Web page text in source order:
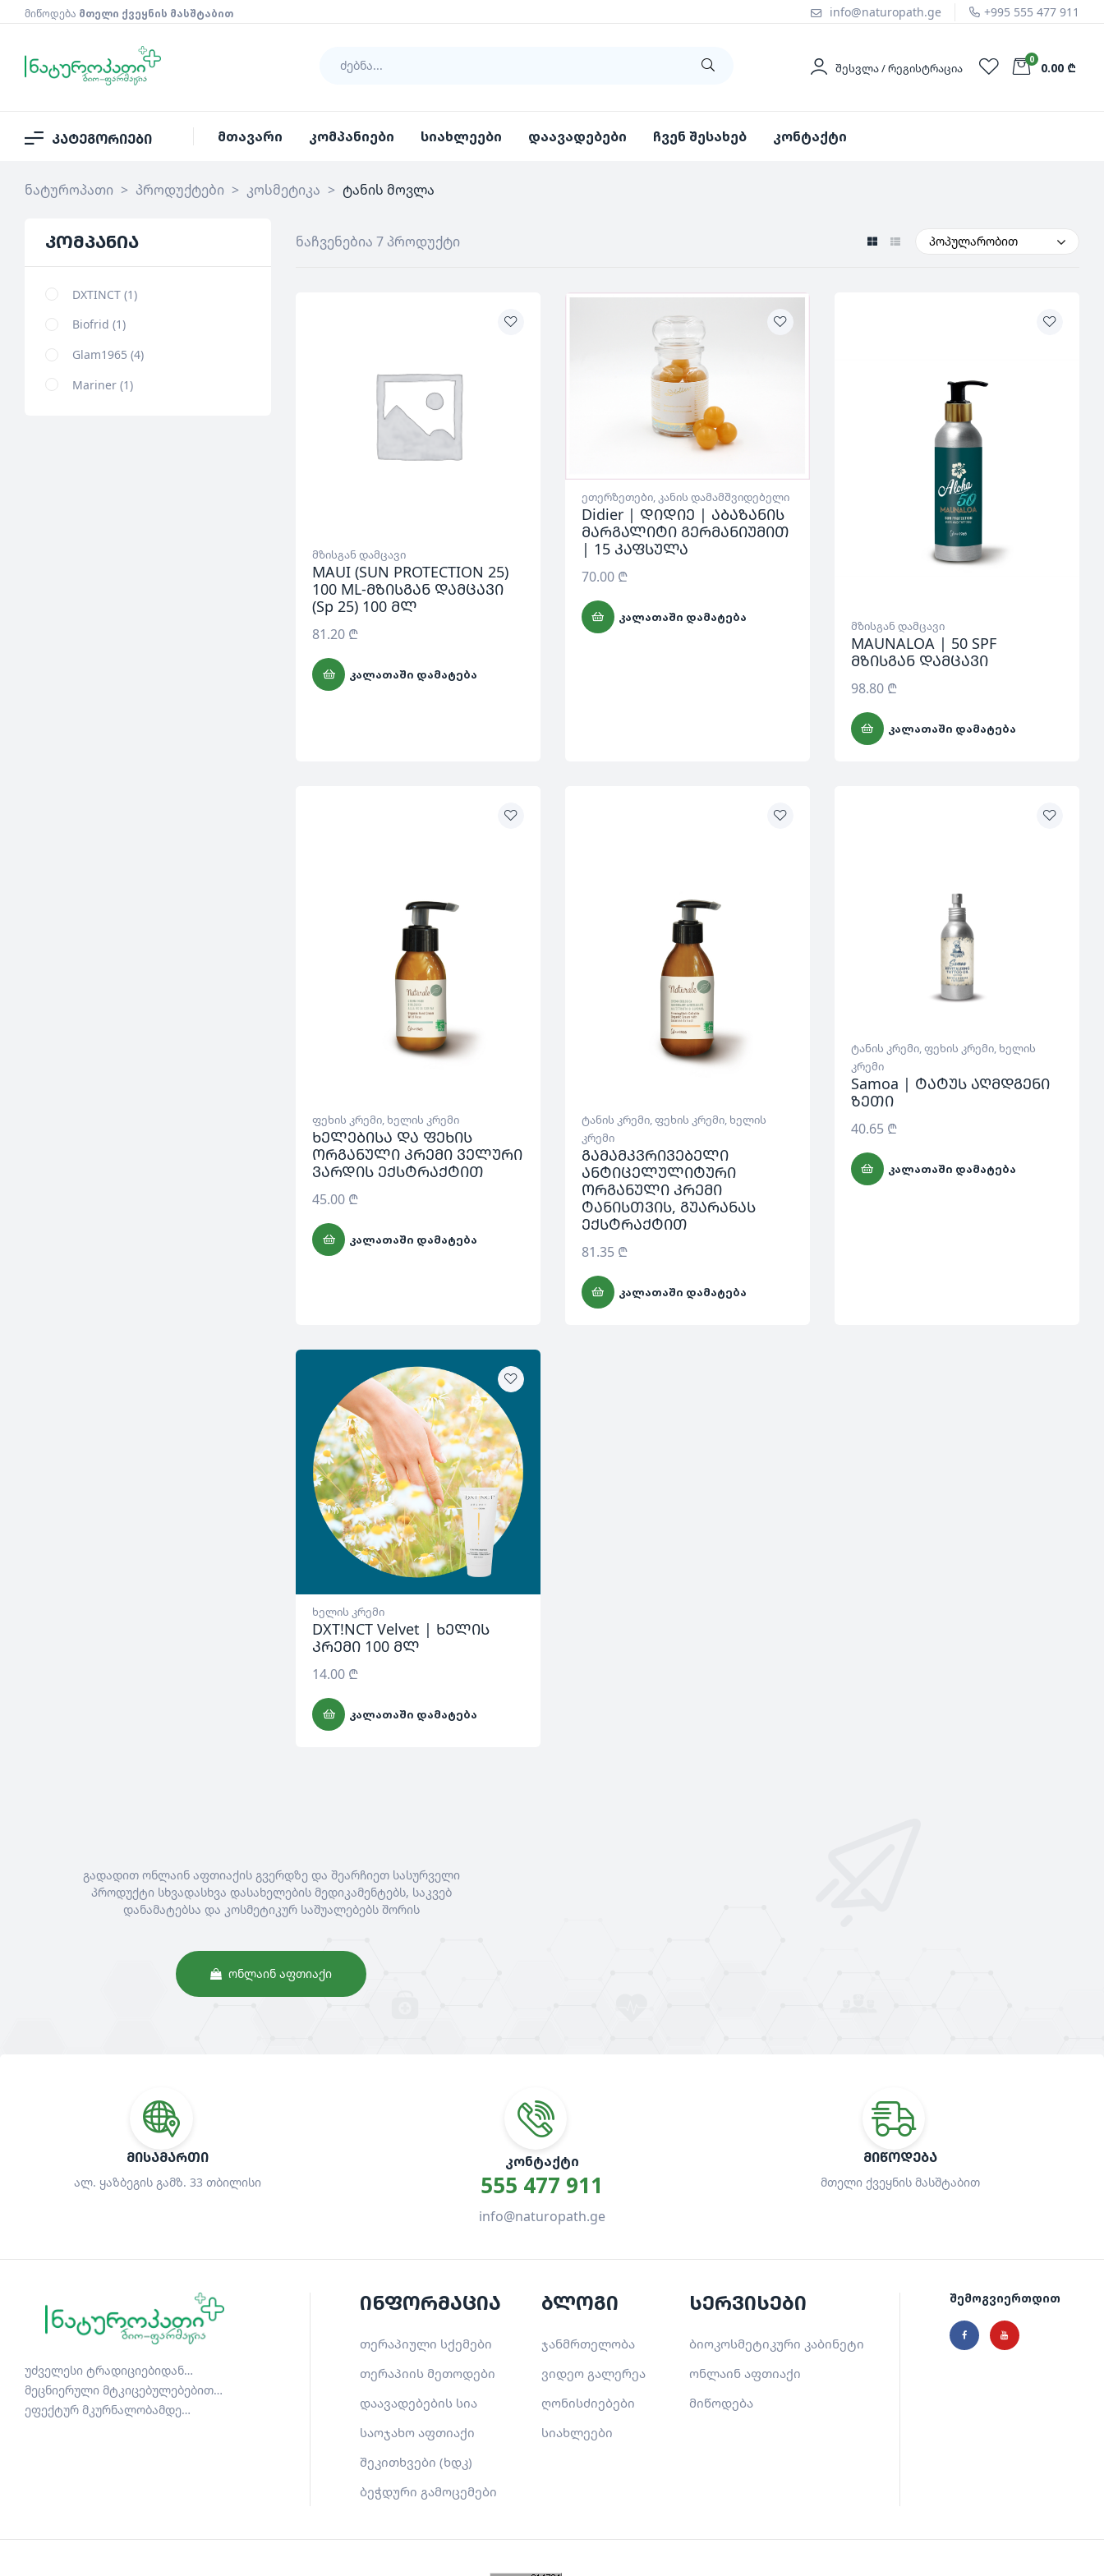
მიწოდება მთელი ქვეყნის მასშტაბით info@naturopath.ge +995 555 477 911
ᲨᲔᲡᲕᲚᲐ / ᲠᲔᲒᲘᲡᲢᲠᲐᲪᲘᲐ
0
0.00 ₾
კატეგორიები მთავარი კომპანიები სიახლეები დაავადებები ჩვენ შესახებ კონტაქტი
ნატუროპათი > პროდუქტები > კოსმეტიკა > ტანის მოვლა
ნაჩვენებია 7 პროდუქტი პოპულარობით
მზისგან დამცავი
MAUI (SUN PROTECTION 25)
100 ML-მზისგან დამცავი
(Sp 25) 100 მლ
81.20 ₾
ᲙᲐᲚᲐᲗᲐᲨᲘ ᲓᲐᲛᲐᲢᲔᲑᲐ
ეთერზეთები,კანის დამამშვიდებელი
Didier | დიდიე | აბაზანის
მარგალიტი გერმანიუმით
| 15 კაფსულა
70.00 ₾
ᲙᲐᲚᲐᲗᲐᲨᲘ ᲓᲐᲛᲐᲢᲔᲑᲐ
მზისგან დამცავი
MAUNALOA | 50 SPF
მზისგან დამცავი
98.80 ₾
ᲙᲐᲚᲐᲗᲐᲨᲘ ᲓᲐᲛᲐᲢᲔᲑᲐ
ფეხის კრემი, ხელის კრემი
ხელებისა და ფეხის
ორგანული კრემი ველური
ვარდის ექსტრაქტით
45.00 ₾
ᲙᲐᲚᲐᲗᲐᲨᲘ ᲓᲐᲛᲐᲢᲔᲑᲐ
ტანის კრემი,ფეხის კრემი, ხელის
კრემი
გამამკვრივებელი
ანტიცელულიტური
ორგანული კრემი
ტანისთვის, გუარანას
ექსტრაქტით
81.35 ₾
ᲙᲐᲚᲐᲗᲐᲨᲘ ᲓᲐᲛᲐᲢᲔᲑᲐ
ტანის კრემი,ფეხის კრემი, ხელის
კრემი
Samoa | ტატუს აღმდგენი
ზეთი
40.65 ₾
ᲙᲐᲚᲐᲗᲐᲨᲘ ᲓᲐᲛᲐᲢᲔᲑᲐ
ხელის კრემი
DXT!NCT Velvet | ხელის
კრემი 100 მლ
14.00 ₾
ᲙᲐᲚᲐᲗᲐᲨᲘ ᲓᲐᲛᲐᲢᲔᲑᲐ
კომპანია
DXTINCT 1
Biofrid 1
Glam1965 4
Mariner 1
გადადით ონლაინ აფთიაქის გვერდზე და შეარჩიეთ სასურველი
პროდუქტი სხვადასხვა დასახელების მედიკამენტებს, საკვებ
დანამატებსა და კოსმეტიკურ საშუალებებს შორის
ᲝᲜᲚᲐᲘᲜ ᲐᲤᲗᲘᲐᲥᲘ
ᲛᲘᲡᲐᲛᲐᲠᲗᲘ
ალ. ყაზბეგის გამზ. 33 თბილისი
ᲙᲝᲜᲢᲐᲥᲢᲘ
555 477 911
info@naturopath.ge
ᲛᲘᲬᲝᲓᲔᲑᲐ
მთელი ქვეყნის მასშტაბით
უძველესი ტრადიციებიდან…
მეცნიერული მტკიცებულებებით…
ეფექტურ მკურნალობამდე…
ინფორმაცია
თერაპიული სქემები
თერაპიის მეთოდები
დაავადებების სია
საოჯახო აფთიაქი
შეკითხვები (ხდკ)
ბეჭდური გამოცემები
ბლოგი
ჯანმრთელობა
ვიდეო გალერეა
ღონისძიებები
სიახლეები
სერვისები
ბიოკოსმეტიკური კაბინეტი
ონლაინ აფთიაქი
მიწოდება
შემოგვიერთდით